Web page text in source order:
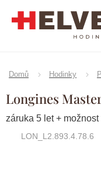
Domů Hodinky
Longines
záruka 5 let +
LON_L2.893.4.78.6